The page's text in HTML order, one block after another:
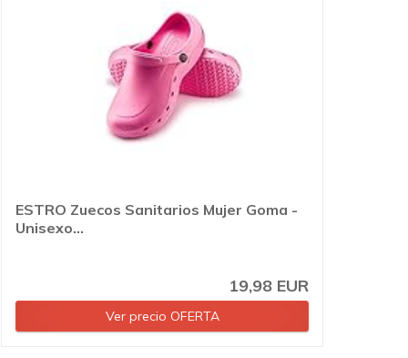
ESTRO Zuecos Sanitarios Mujer Goma -
Unisexo...
19,98 EUR
Ver precio OFERTA